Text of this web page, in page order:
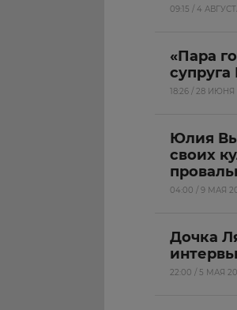
09:15 / 4
«Пара
18:26 / 28 ИЮНЯ
Юлия
своих
04:00 / 9 МАЯ
Дочка
22:00 / 5 МАЯ